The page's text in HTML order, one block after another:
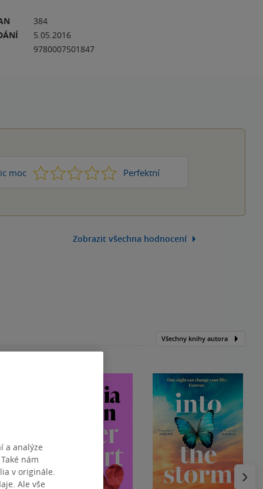
384
5.05.2016
9780007501847
moc 1 2 3 4 Perfektní
5
Zobrazit všechna hodnocení
Všechny knihy autora
a analýze
nám
v originále.
Ale vše